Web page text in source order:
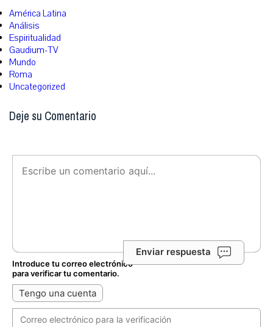
América Latina
Análisis
Espiritualidad
Gaudium-TV
Mundo
Roma
Uncategorized
Deje su Comentario
Enviar respuesta
Introduce tu correo electrónico
para verificar tu comentario.
Tengo una cuenta